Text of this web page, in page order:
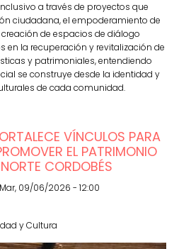
a través de proyectos que
ciudadana, el empoderamiento de
de espacios de diálogo
en la recuperación y revitalización de
y patrimoniales, entendiendo
se construye desde la identidad y
de cada comunidad.
VÍNCULOS PARA
EL PATRIMONIO
CORDOBÉS
Mar, 09/06/2026 - 12:00
y Cultura